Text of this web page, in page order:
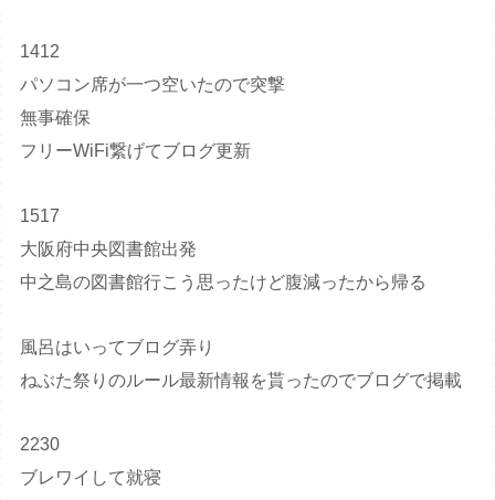
1412
パソコン席が一つ空いたので突撃
無事確保
フリーWiFi繋げてブログ更新
1517
大阪府中央図書館出発
中之島の図書館行こう思ったけど腹減ったから帰る
風呂はいってブログ弄り
ねぶた祭りのルール最新情報を貰ったのでブログで掲載
2230
ブレワイして就寝